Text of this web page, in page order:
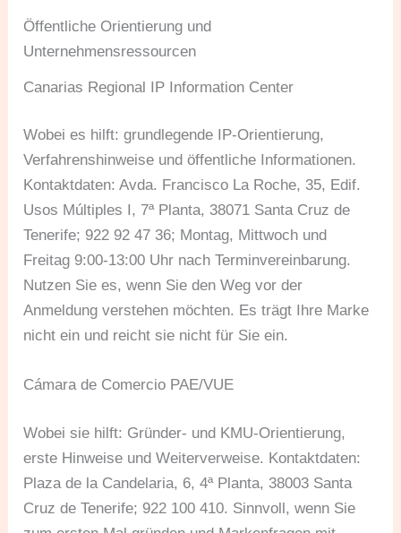
Öffentliche Orientierung und
Unternehmensressourcen
Canarias Regional IP Information Center
Wobei es hilft: grundlegende IP-Orientierung,
Verfahrenshinweise und öffentliche Informationen.
Kontaktdaten: Avda. Francisco La Roche, 35, Edif.
Usos Múltiples I, 7ª Planta, 38071 Santa Cruz de
Tenerife; 922 92 47 36; Montag, Mittwoch und
Freitag 9:00-13:00 Uhr nach Terminvereinbarung.
Nutzen Sie es, wenn Sie den Weg vor der
Anmeldung verstehen möchten. Es trägt Ihre Marke
nicht ein und reicht sie nicht für Sie ein.
Cámara de Comercio PAE/VUE
Wobei sie hilft: Gründer- und KMU-Orientierung,
erste Hinweise und Weiterverweise. Kontaktdaten:
Plaza de la Candelaria, 6, 4ª Planta, 38003 Santa
Cruz de Tenerife; 922 100 410. Sinnvoll, wenn Sie